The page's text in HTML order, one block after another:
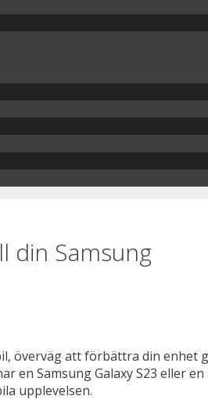
din Samsung
överväg att förbättra din
en Samsung Galaxy S23 eller
upplevelsen.